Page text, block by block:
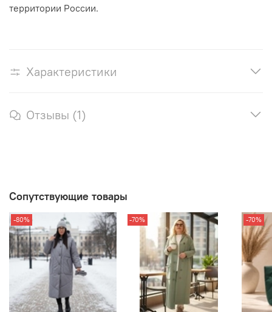
территории России.
Характеристики
Отзывы (1)
Сопутствующие товары
-80% -70% -70%